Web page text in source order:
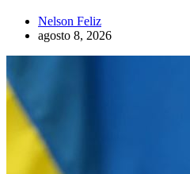
Nelson Feliz
agosto 8, 2026